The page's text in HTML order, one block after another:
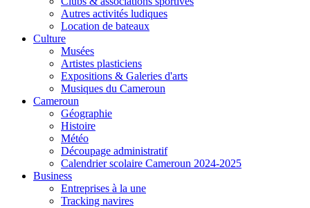
Autres activités ludiques
Location de bateaux
Culture
Musées
Artistes plasticiens
Expositions & Galeries d'arts
Musiques du Cameroun
Cameroun
Géographie
Histoire
Météo
Découpage administratif
Calendrier scolaire Cameroun 2024-2025
Business
Entreprises à la une
Tracking navires